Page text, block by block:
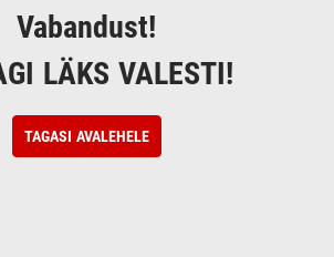
Vabandust!
LÄKS VALESTI!
TAGASI AVALEHELE